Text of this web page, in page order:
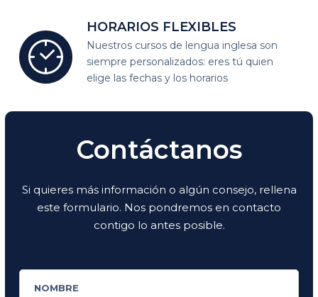
HORARIOS FLEXIBLES
Nuestros cursos de lengua inglesa son
siempre personalizados: eres tú quien
elige las fechas y los horarios
Contáctanos
Si quieres más información o algún consejo, rellena
este formulario. Nos pondremos en contacto
contigo lo antes posible.